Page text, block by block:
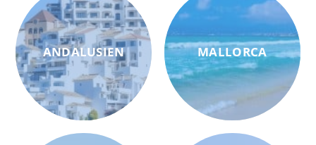
ANDALUSIEN MALLORCA